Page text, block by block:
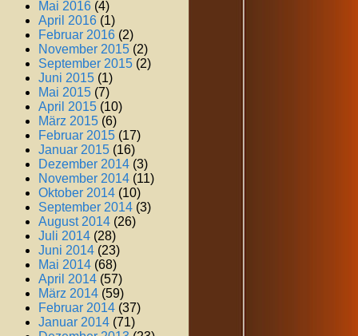
Mai 2016 (4)
April 2016 (1)
Februar 2016 (2)
November 2015 (2)
September 2015 (2)
Juni 2015 (1)
Mai 2015 (7)
April 2015 (10)
März 2015 (6)
Februar 2015 (17)
Januar 2015 (16)
Dezember 2014 (3)
November 2014 (11)
Oktober 2014 (10)
September 2014 (3)
August 2014 (26)
Juli 2014 (28)
Juni 2014 (23)
Mai 2014 (68)
April 2014 (57)
März 2014 (59)
Februar 2014 (37)
Januar 2014 (71)